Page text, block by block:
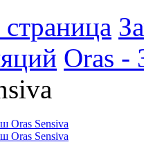
Oras -